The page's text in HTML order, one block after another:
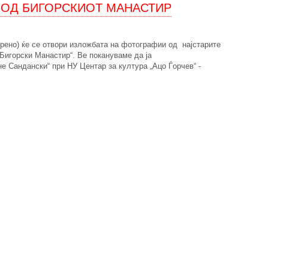
БИГОРСКИОТ МАНАСТИР
ќе се отвори изложбата на фотографии од најстарите
Манастир“. Ве покануваме да ја
Сандански“ при НУ Центар за култура „Ацо Ѓорчев“ -